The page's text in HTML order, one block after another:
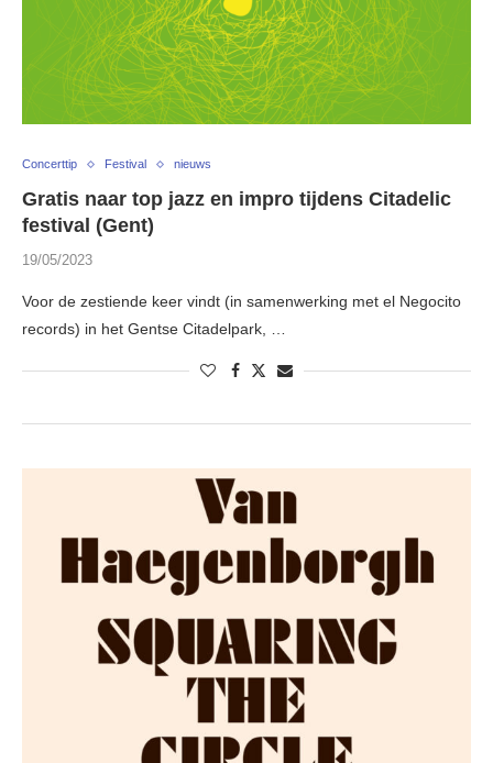
Concerttip Festival nieuws
Gratis naar top jazz en impro tijdens Citadelic
festival (Gent)
19/05/2023
Voor de zestiende keer vindt (in samenwerking met el Negocito
records) in het Gentse Citadelpark, …